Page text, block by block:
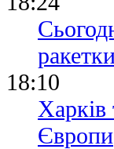
18:10
Харків
Європи